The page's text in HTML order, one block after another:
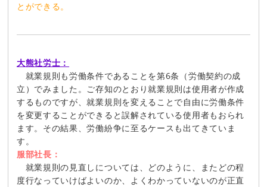
とができる。
大熊社労士：
就業規則も労働条件であることを第6条（労働契約の成
立）でみました。ご存知のとおり就業規則は使用者が作成
するものですが、就業規則を変えることで自由に労働条件
を変更することができると誤解されている使用者もおられ
ます。その結果、労働紛争に至るケースも出てきていま
す。
服部社長：
就業規則の見直しについては、どのように、またどの程
度行なっていけばよいのか、よくわかっていないのが正直